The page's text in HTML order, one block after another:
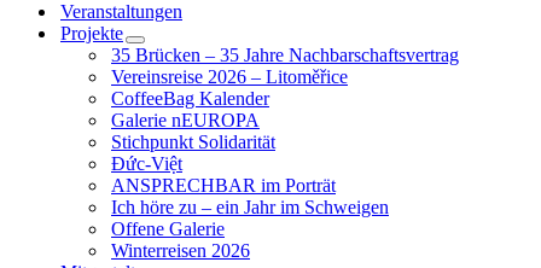
Veranstaltungen
Projekte
35 Brücken – 35 Jahre Nachbarschaftsvertrag
Vereinsreise 2026 – Litoměřice
CoffeeBag Kalender
Galerie nEUROPA
Stichpunkt Solidarität
Đức-Việt
ANSPRECHBAR im Porträt
Ich höre zu – ein Jahr im Schweigen
Offene Galerie
Winterreisen 2026